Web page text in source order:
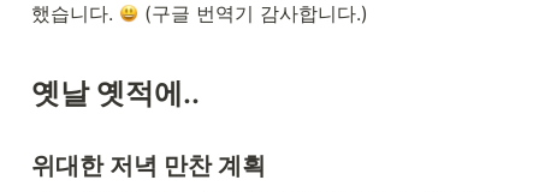
했습니다.
(구글 번역기 감사합니다.)
옛날 옛적에..
위대한 저녁 만찬 계획